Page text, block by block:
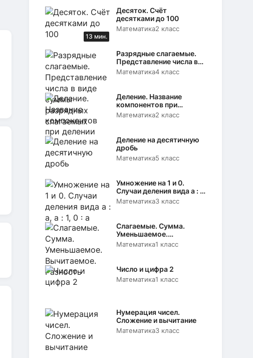
13 мин.
Десяток. Счёт
десятками до 100
Математика2 класс
Разрядные слагаемые.
Представление числа в
виде суммы разрядных
Математика4 класс
Деление. Название
компонентов при
делении
Математика2 класс
Деление на десятичную
дробь
Математика5 класс
Умножение на 1 и 0.
Случаи деления вида а : а,
а : 1, 0 : а
Математика3 класс
Слагаемые. Сумма.
Уменьшаемое.
Вычитаемое. Разность
Математика1 класс
Число и цифра 2
Математика1 класс
Нумерация чисел.
Сложение и вычитание
Математика3 класс